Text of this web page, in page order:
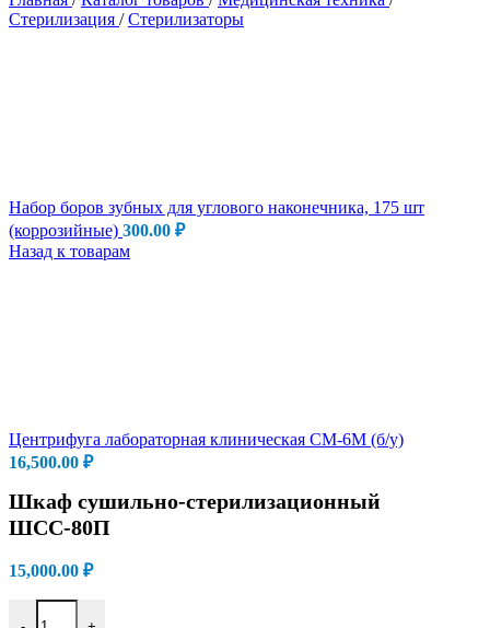
Стерилизация / Стерилизаторы
Набор боров зубных для углового наконечника, 175 шт
(коррозийные) 300.00 ₽
Назад к товарам
Центрифуга лабораторная клиническая СМ-6М (б/у)
16,500.00 ₽
Шкаф сушильно-стерилизационный
ШСС-80П
15,000.00 ₽
Количество товара Шкаф сушильно-стерилизационный ШСС-